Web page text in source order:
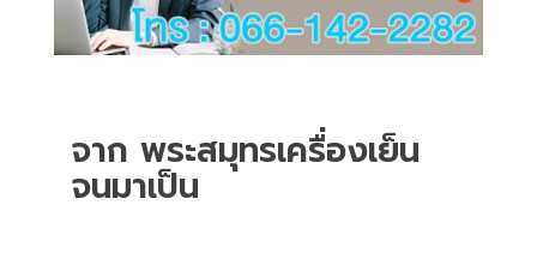
จาก พระสมุทรเครื่องเย็น
จนมาเป็น